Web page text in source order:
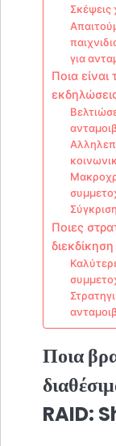
Σκέψεις
για
Ποια
Ποιες
Ποια
RAID: